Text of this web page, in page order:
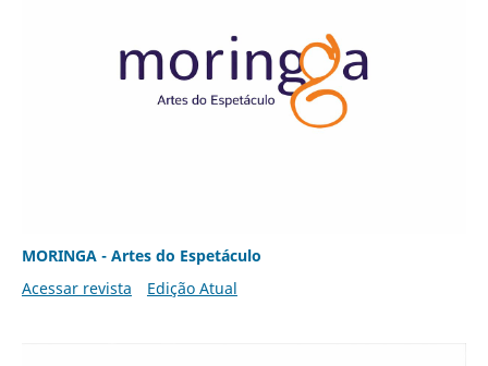
MORINGA - Artes do Espetáculo
Acessar revista
Edição Atual